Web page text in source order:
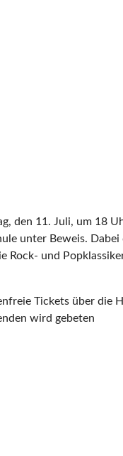
den 11. Juli, um 18
unter Beweis.
Rock- und
Tickets über die
wird gebeten